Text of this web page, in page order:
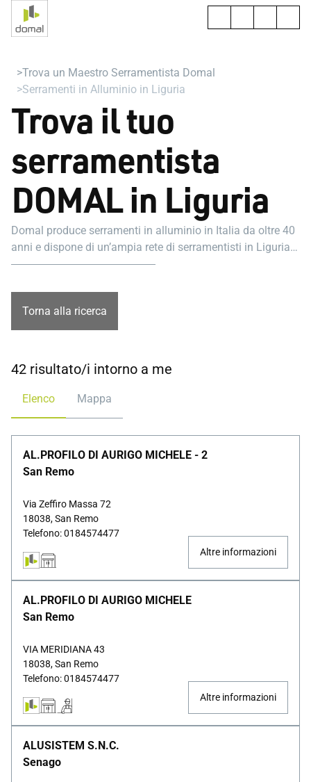
Trova un Maestro Serramentista Domal
Serramenti in Alluminio in Liguria
Trova il tuo
serramentista
DOMAL in Liguria
Domal produce serramenti in alluminio in Italia da oltre 40
anni e dispone di un’ampia rete di serramentisti in Liguria
pronti ad aiutarti nel tuo progetto.
Torna alla ricerca
42 risultato/i intorno a me
Elenco Mappa
AL.PROFILO DI AURIGO MICHELE - 2
San Remo
Via Zeffiro Massa 72
18038, San Remo
Telefono: 0184574477
Altre informazioni
AL.PROFILO DI AURIGO MICHELE
San Remo
VIA MERIDIANA 43
18038, San Remo
Telefono: 0184574477
Altre informazioni
ALUSISTEM S.N.C.
Senago